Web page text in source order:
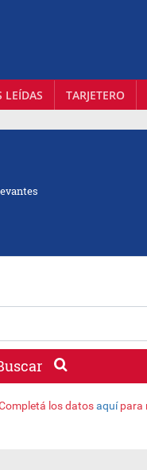
LEÍDAS TARJETERO
los datosaquípara